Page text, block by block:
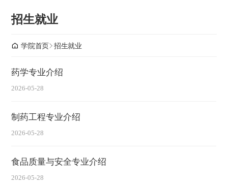
招生就业
学院首页 招生就业
药学专业介绍
2026-05-28
制药工程专业介绍
2026-05-28
食品质量与安全专业介绍
2026-05-28